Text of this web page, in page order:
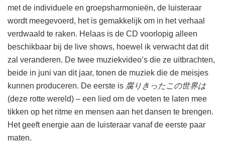
met de individuele en groepsharmonieën, de luisteraar
wordt meegevoerd, het is gemakkelijk om in het verhaal
verdwaald te raken. Helaas is de CD voorlopig alleen
beschikbaar bij de live shows, hoewel ik verwacht dat dit
zal veranderen. De twee muziekvideo’s die ze uitbrachten,
beide in juni van dit jaar, tonen de muziek die de meisjes
kunnen produceren. De eerste is 腐りきったこの世界は
(deze rotte wereld) – een lied om de voeten te laten mee
tikken op het ritme en mensen aan het dansen te brengen.
Het geeft energie aan de luisteraar vanaf de eerste paar
maten.